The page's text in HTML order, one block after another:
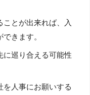
とが出来れば、入
きます。
に巡り合える可能性
を人事にお願いする